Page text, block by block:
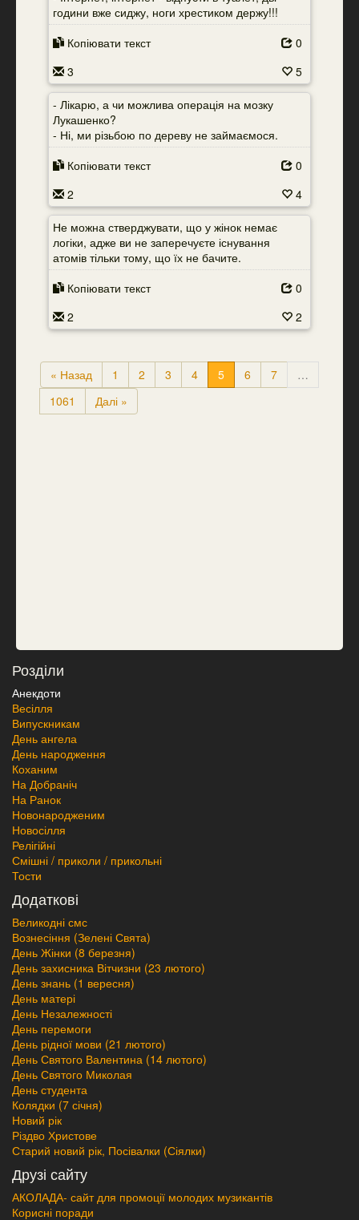
години вже сиджу, ноги хрестиком держу!!!
Копіювати текст
0
3
5
- Лікарю, а чи можлива операція на мозку
Лукашенко?
- Ні, ми різьбою по дереву не займаємося.
Копіювати текст
0
2
4
Не можна стверджувати, що у жінок немає
логіки, адже ви не заперечуєте існування
атомів тільки тому, що їх не бачите.
Копіювати текст
0
2
2
« Назад 1 2 3 4 5 6 7
…
1061
Далі »
Розділи
Анекдоти
Весілля
Випускникам
День ангела
День народження
Коханим
На Добраніч
На Ранок
Новонародженим
Новосілля
Релігійні
Смішні / приколи / прикольні
Тости
Додаткові
Великодні смс
Вознесіння (Зелені Свята)
День Жінки (8 березня)
День захисника Вітчизни (23 лютого)
День знань (1 вересня)
День матері
День Незалежності
День перемоги
День рідної мови (21 лютого)
День Святого Валентина (14 лютого)
День Святого Миколая
День студента
Колядки (7 січня)
Новий рік
Різдво Христове
Старий новий рік, Посівалки (Сіялки)
Друзі сайту
АКОЛАДА- сайт для промоції молодих музикантів
Корисні поради